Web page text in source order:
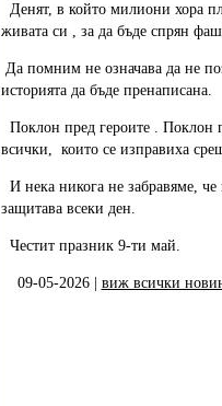
Денят, в който милиони хора
живата си , за да бъде спрян
Да помним не означава да не
историята да бъде пренаписана.
Поклон пред героите . Поклон
всички, които се изправиха
И нека никога не забравяме, че
защитава всеки ден.
Честит празник 9-ти май.
09-05-2026 | виж всички